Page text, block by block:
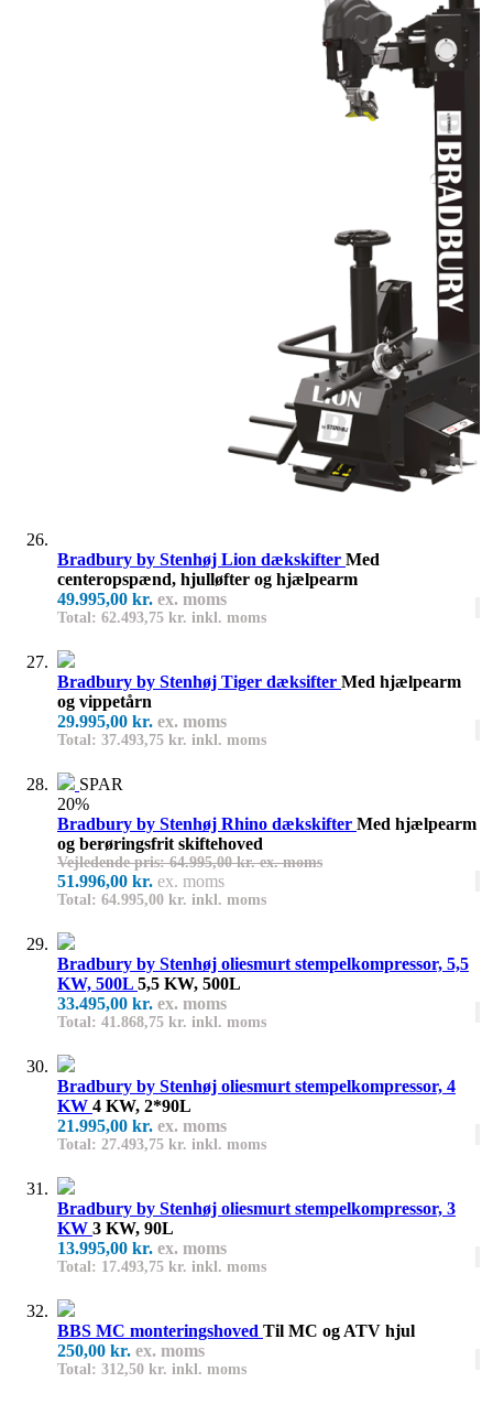
Bradbury by Stenhøj Lion dækskifter Med
centeropspænd, hjulløfter og hjælpearm
49.995,00 kr. ex. moms
Total: 62.493,75 kr. inkl. moms
Bradbury by Stenhøj Tiger dæksifter Med hjælpearm
og vippetårn
29.995,00 kr. ex. moms
Total: 37.493,75 kr. inkl. moms
SPAR
20%
Bradbury by Stenhøj Rhino dækskifter Med hjælpearm
og berøringsfrit skiftehoved
Vejledende pris: 64.995,00 kr. ex. moms
51.996,00 kr. ex. moms
Total: 64.995,00 kr. inkl. moms
Bradbury by Stenhøj oliesmurt stempelkompressor, 5,5
KW, 500L 5,5 KW, 500L
33.495,00 kr. ex. moms
Total: 41.868,75 kr. inkl. moms
Bradbury by Stenhøj oliesmurt stempelkompressor, 4
KW 4 KW, 2*90L
21.995,00 kr. ex. moms
Total: 27.493,75 kr. inkl. moms
Bradbury by Stenhøj oliesmurt stempelkompressor, 3
KW 3 KW, 90L
13.995,00 kr. ex. moms
Total: 17.493,75 kr. inkl. moms
BBS MC monteringshoved Til MC og ATV hjul
250,00 kr. ex. moms
Total: 312,50 kr. inkl. moms